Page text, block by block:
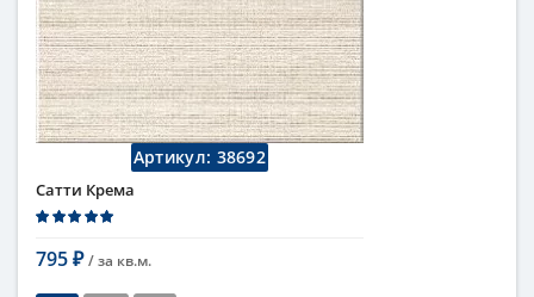
Артикул: 38692
Сатти Крема
795 ₽ / за кв.м.